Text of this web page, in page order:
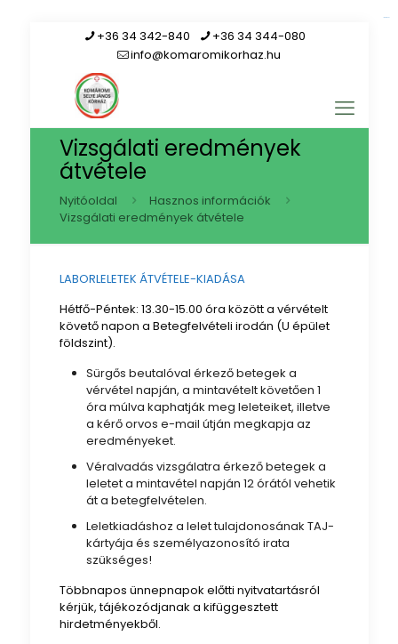
+36 34 342-840
+36 34 344-080
info@komaromikorhaz.hu
Vizsgálati eredmények
átvétele
Nyitóoldal
Hasznos információk
Vizsgálati eredmények átvétele
LABORLELETEK ÁTVÉTELE-KIADÁSA
Hétfő-Péntek: 13.30-15.00 óra között a vérvételt
követő napon a Betegfelvételi irodán (U épület
földszint).
Sürgős beutalóval érkező betegek a
vérvétel napján, a mintavételt követően 1
óra múlva kaphatják meg leleteiket, illetve
a kérő orvos e-mail útján megkapja az
eredményeket.
Véralvadás vizsgálatra érkező betegek a
leletet a mintavétel napján 12 órától vehetik
át a betegfelvételen.
Leletkiadáshoz a lelet tulajdonosának TAJ-
kártyája és személyazonosító irata
szükséges!
Többnapos ünnepnapok előtti nyitvatartásról
kérjük, tájékozódjanak a kifüggesztett
hirdetményekből.